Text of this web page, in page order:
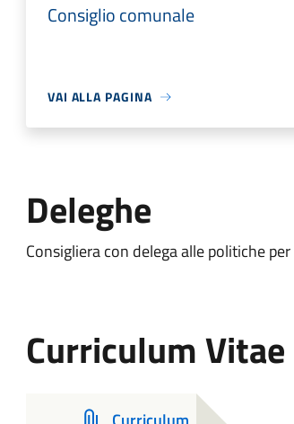
Consiglio comunale
VAI ALLA PAGINA
Deleghe
Consigliera con delega alle politiche
Curriculum Vitae